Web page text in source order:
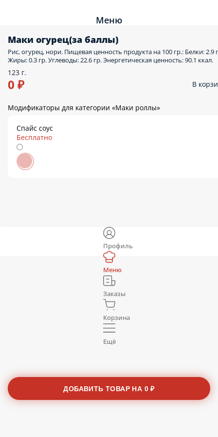
Меню
Маки огурец(за баллы)
Рис, огурец, нори. Пищевая ценность продукта на 100 гр.: Белки: 2.9
Жиры: 0.3 гр. Углеводы: 22.6 гр. Энергетическая ценность: 90.1 ккал.
123 г.
0 ₽ В
Модификаторы для категории «Маки роллы»
Спайс соус
Бесплатно
ДОБАВИТЬ ТОВАР НА 0 ₽
Профиль
Меню
Заказы
Корзина
Ещё